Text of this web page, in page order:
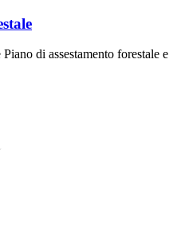
di assestamento forestale e